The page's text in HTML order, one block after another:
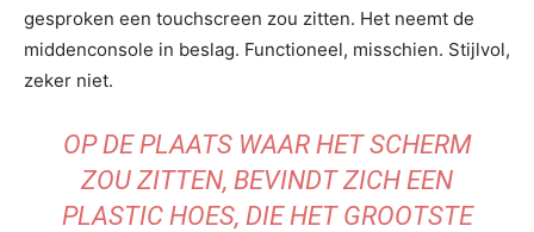
gesproken een touchscreen zou zitten. Het neemt de
middenconsole in beslag. Functioneel, misschien. Stijlvol,
zeker niet.
OP DE PLAATS WAAR HET SCHERM
ZOU ZITTEN, BEVINDT ZICH EEN
PLASTIC HOES, DIE HET GROOTSTE